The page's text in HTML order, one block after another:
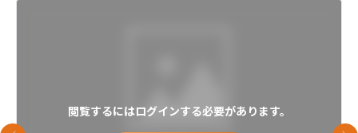
閲覧するにはログインする必要があります。